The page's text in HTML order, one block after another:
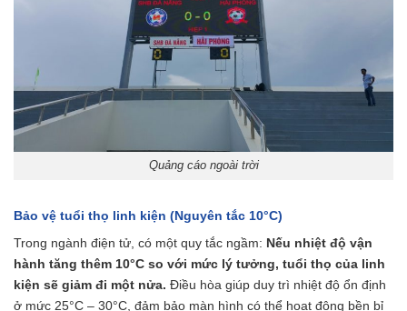
Quảng cáo ngoài trời
Bảo vệ tuổi thọ linh kiện (Nguyên tắc 10°C)
Trong ngành điện tử, có một quy tắc ngầm: Nếu nhiệt độ vận
hành tăng thêm 10°C so với mức lý tưởng, tuổi thọ của linh
kiện sẽ giảm đi một nửa. Điều hòa giúp duy trì nhiệt độ ổn định
ở mức 25°C – 30°C, đảm bảo màn hình có thể hoạt động bền bỉ